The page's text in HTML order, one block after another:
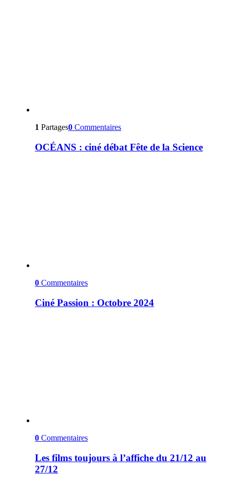
1 Partages0 Commentaires
OCÉANS : ciné débat Fête de la Science
0 Commentaires
Ciné Passion : Octobre 2024
0 Commentaires
Les films toujours à l’affiche du 21/12 au
27/12